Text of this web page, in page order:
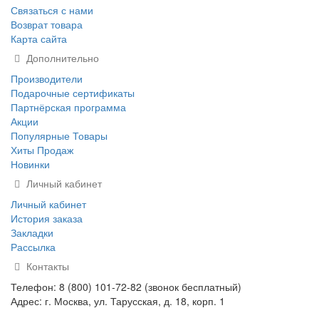
Связаться с нами
Возврат товара
Карта сайта
Дополнительно
Производители
Подарочные сертификаты
Партнёрская программа
Акции
Популярные Товары
Хиты Продаж
Новинки
Личный кабинет
Личный кабинет
История заказа
Закладки
Рассылка
Контакты
Телефон: 8 (800) 101-72-82 (звонок бесплатный)
Адрес: г. Москва, ул. Тарусская, д. 18, корп. 1